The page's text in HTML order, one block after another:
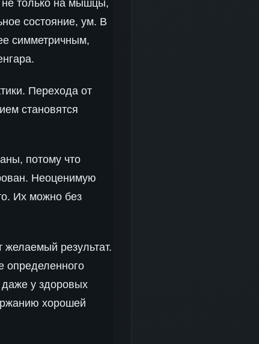
не только на мышцы,
состояние, ум. В
симметричным,
Перехода от
становятся
потому что
Неоценимую
Их можно без
результат.
определенного
у здоровых
хорошей